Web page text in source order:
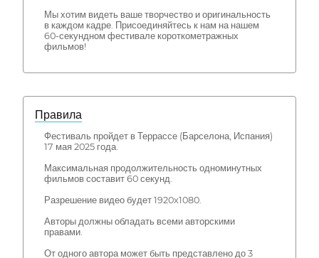
Мы хотим видеть ваше творчество и оригинальность
в каждом кадре. Присоединяйтесь к нам на нашем
60-секундном фестивале короткометражных
фильмов!
Правила
Фестиваль пройдет в Террассе (Барселона, Испания)
17 мая 2025 года.
Максимальная продолжительность одноминутных
фильмов составит 60 секунд.
Разрешение видео будет 1920x1080.
Авторы должны обладать всеми авторскими
правами.
От одного автора может быть представлено до 3